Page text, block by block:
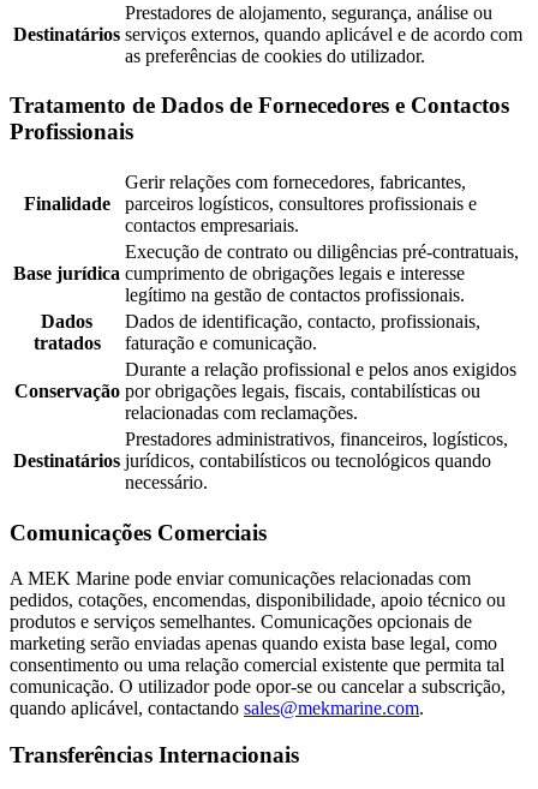
Destinatários
Prestadores de alojamento, segurança, análise ou
serviços externos, quando aplicável e de acordo com
as preferências de cookies do utilizador.
Tratamento de Dados de Fornecedores e Contactos
Profissionais
Finalidade
Gerir relações com fornecedores, fabricantes,
parceiros logísticos, consultores profissionais e
contactos empresariais.
Base jurídica
Execução de contrato ou diligências pré-contratuais,
cumprimento de obrigações legais e interesse
legítimo na gestão de contactos profissionais.
Dados
tratados
Dados de identificação, contacto, profissionais,
faturação e comunicação.
Conservação
Durante a relação profissional e pelos anos exigidos
por obrigações legais, fiscais, contabilísticas ou
relacionadas com reclamações.
Destinatários
Prestadores administrativos, financeiros, logísticos,
jurídicos, contabilísticos ou tecnológicos quando
necessário.
Comunicações Comerciais
A MEK Marine pode enviar comunicações relacionadas com
pedidos, cotações, encomendas, disponibilidade, apoio técnico ou
produtos e serviços semelhantes. Comunicações opcionais de
marketing serão enviadas apenas quando exista base legal, como
consentimento ou uma relação comercial existente que permita tal
comunicação. O utilizador pode opor-se ou cancelar a subscrição,
quando aplicável, contactando sales@mekmarine.com.
Transferências Internacionais